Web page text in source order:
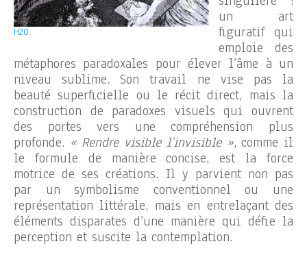
H2O.
un art
figuratif qui
emploie des
métaphores paradoxales pour élever l’âme à un
niveau sublime. Son travail ne vise pas la
beauté superficielle ou le récit direct, mais la
construction de paradoxes visuels qui ouvrent
des portes vers une compréhension plus
profonde. « Rendre visible l’invisible », comme il
le formule de manière concise, est la force
motrice de ses créations. Il y parvient non pas
par un symbolisme conventionnel ou une
représentation littérale, mais en entrelaçant des
éléments disparates d’une manière qui défie la
perception et suscite la contemplation.